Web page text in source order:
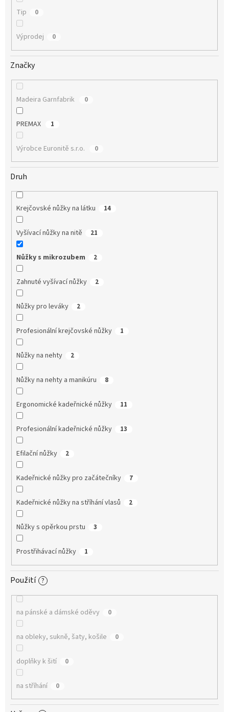
Tip 0
Výprodej 0
Značky
Madeira Garnfabrik 0
PREMAX 1
Výrobce Euronitě s.r.o. 0
Druh
Krejčovské nůžky na látku 14
Vyšívací nůžky na nitě 21
Nůžky s mikrozubem 2
Zahnuté vyšívací nůžky 2
Nůžky pro leváky 2
Profesionální krejčovské nůžky 1
Nůžky na nehty 2
Nůžky na nehty a manikúru 8
Ergonomické kadeřnické nůžky 11
Profesionální kadeřnické nůžky 13
Efilační nůžky 2
Kadeřnické nůžky pro začátečníky 7
Kadeřnické nůžky na stříhání vlasů 2
Nůžky s opěrkou prstu 3
Prostřihávací nůžky 1
Použití ?
na pánské a dámské oděvy 0
na obleky, sukně, šaty, košile 0
doplňky k šití 0
na stříhání 0